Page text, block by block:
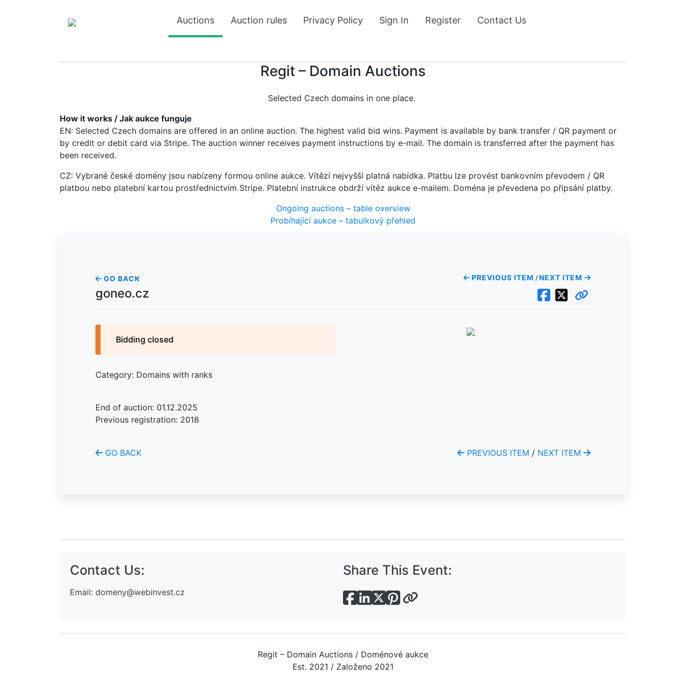
Auctions Auction rules Privacy Policy Sign In Register Contact Us
Regit – Domain Auctions
Selected Czech domains in one place.
How it works / Jak aukce funguje
EN: Selected Czech domains are offered in an online auction. The highest valid bid wins. Payment is available by bank transfer / QR payment or
by credit or debit card via Stripe. The auction winner receives payment instructions by e-mail. The domain is transferred after the payment has
been received.
CZ: Vybrané české domény jsou nabízeny formou online aukce. Vítězí nejvyšší platná nabídka. Platbu lze provést bankovním převodem / QR
platbou nebo platební kartou prostřednictvím Stripe. Platební instrukce obdrží vítěz aukce e-mailem. Doména je převedena po připsání platby.
Ongoing auctions – table overview
Probíhající aukce – tabulkový přehled
GO BACK PREVIOUS ITEM / NEXT ITEM
goneo.cz
Bidding closed
Category: Domains with ranks
End of auction: 01.12.2025
Previous registration: 2018
GO BACK PREVIOUS ITEM / NEXT ITEM
Contact Us:
Email: domeny@webinvest.cz
Share This Event:
Regit – Domain Auctions / Doménové aukce
Est. 2021 / Založeno 2021